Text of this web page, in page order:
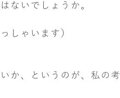
ないでしょうか。
しゃいます）
か、というのが、私の考